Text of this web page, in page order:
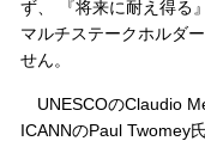
ず、 『将来に耐え得る
マルチステークホルダ
せん。
UNESCOのClaudio
ICANNのPaul Twomey